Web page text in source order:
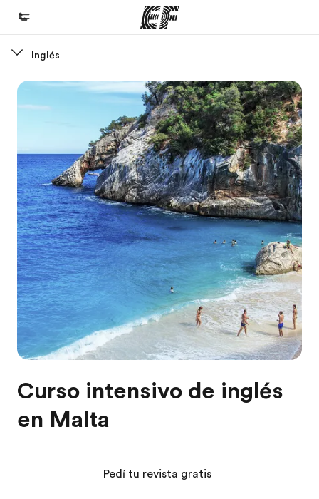
Bienvenido a EF
Ver todo lo que hacemos
Oficinas
Encontrá una oficina
Sobre nosotros
Quiénes somos
Trabajos
Uníte al equipo
Inglés
Curso intensivo de inglés
en Malta
Pedí tu revista gratis